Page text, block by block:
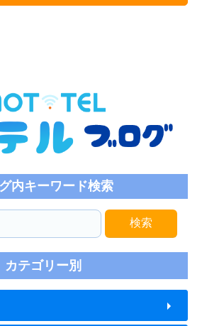
内キーワード検索
検索
カテゴリー別